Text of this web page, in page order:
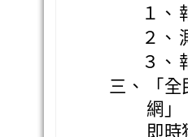
１、
２、
３、
三、
「
網」
即時